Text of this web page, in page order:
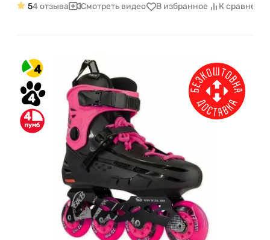
54 отзыва Смотреть видео В избранное К
4
4
4